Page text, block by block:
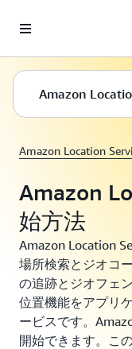
Amazon
Amazon Location
Amazon
始方法
Amazon Location
場所検索とジオコ
の追跡とジオフェ
位置機能をアプリ
ービスです。
開始できます。こ